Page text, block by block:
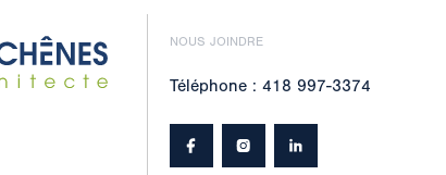
NOUS JOINDRE
Téléphone : 418 997-3374